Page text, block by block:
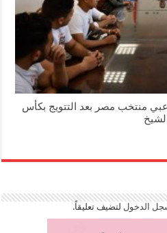
منتخب مصر بعد التتويج بكأس
الدخوللتضيف تعليقاً.